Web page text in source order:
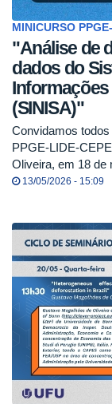
MINICURSO
"Análise de
dados do
(SINISA)"
Convidamos
PPGE-LIDE-
Oliveira, em 18 de
13/05/2026 - 15:09